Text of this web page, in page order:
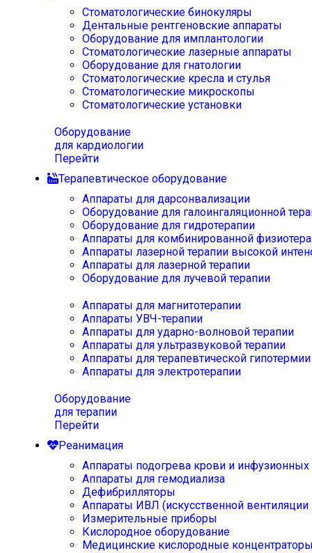
Стоматологические бинокуляры
Дентальные рентгеновские аппараты
Оборудование для имплантологии
Стоматологические лазерные аппараты
Оборудование для гнатологии
Стоматологические кресла и стулья
Стоматологические микроскопы
Стоматологические установки
Оборудование
для кардиологии
Перейти
Терапевтическое оборудование
Аппараты для дарсонвализации
Оборудование для галоингаляционной
Оборудование для гидротерапии
Аппараты для комбинированной
Аппараты лазерной терапии высокой
Аппараты для лазерной терапии
Оборудование для лучевой терапии
Аппараты для магнитотерапии
Аппараты УВЧ-терапии
Аппараты для ударно-волновой терапии
Аппараты для ультразвуковой терапии
Аппараты для терапевтической
Аппараты для электротерапии
Оборудование
для терапии
Перейти
Реанимация
Аппараты подогрева крови и инфузионных
Аппараты для гемодиализа
Дефибрилляторы
Аппараты ИВЛ (искусственной вентиляции
Измерительные приборы
Кислородное оборудование
Медицинские кислородные